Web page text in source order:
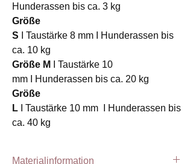
Hunderassen bis ca. 3 kg
Größe
S I Taustärke 8 mm I Hunderassen bis
ca. 10 kg
Größe M
I Taustärke 10
mm I Hunderassen bis ca. 20 kg
Größe
L
I Taustärke 10 mm I Hunderassen bis
ca. 40 kg
Materialinformation